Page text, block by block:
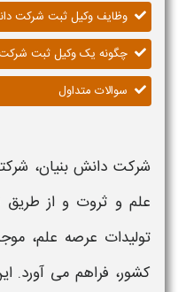
وظایف وکیل ثبت شرکت
چگونه یک وکیل ثبت شرکت
سوالات متداول
شرکت دانش بنیان،
علم و ثروت و از طریق
تولیدات عرصه علم،
کشور، فراهم می آورد.